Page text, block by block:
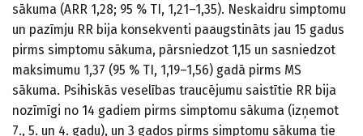
sākuma (ARR 1,28; 95 % TI, 1,21–1,35). Neskaidru simptomu
un pazīmju RR bija konsekventi paaugstināts jau 15 gadus
pirms simptomu sākuma, pārsniedzot 1,15 un sasniedzot
maksimumu 1,37 (95 % TI, 1,19–1,56) gadā pirms MS
sākuma. Psihiskās veselības traucējumu saistītie RR bija
nozīmīgi no 14 gadiem pirms simptomu sākuma (izņemot
7., 5. un 4. gadu), un 3 gados pirms simptomu sākuma tie